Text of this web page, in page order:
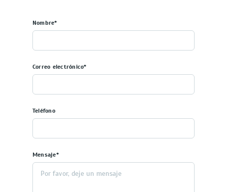
Nombre*
Correo electrónico*
Teléfono
Mensaje*